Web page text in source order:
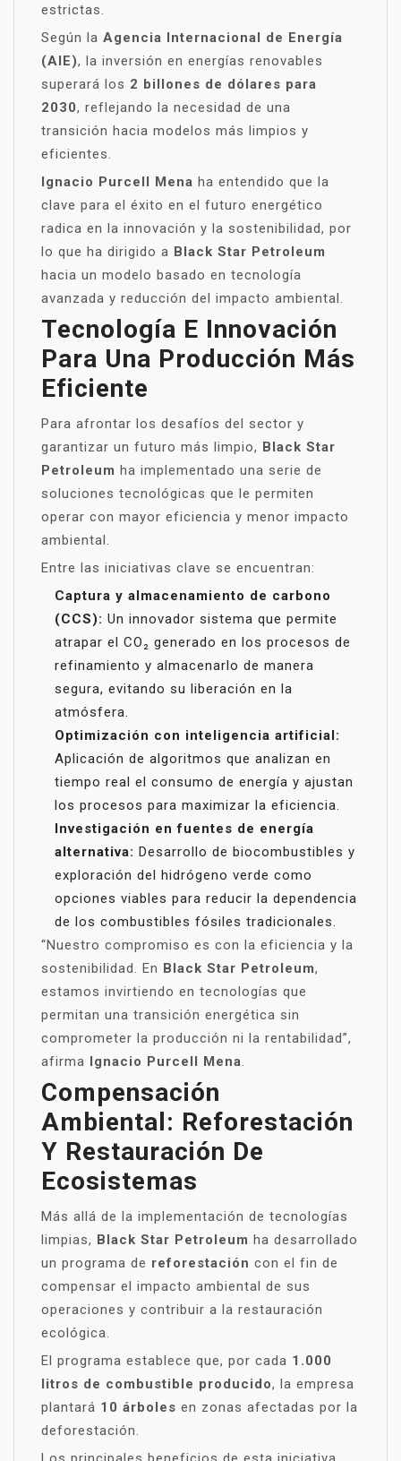
estrictas.
Según la Agencia Internacional de Energía
(AIE), la inversión en energías renovables
superará los 2 billones de dólares para
2030, reflejando la necesidad de una
transición hacia modelos más limpios y
eficientes.
Ignacio Purcell Mena ha entendido que la
clave para el éxito en el futuro energético
radica en la innovación y la sostenibilidad, por
lo que ha dirigido a Black Star Petroleum
hacia un modelo basado en tecnología
avanzada y reducción del impacto ambiental.
Tecnología E Innovación
Para Una Producción Más
Eficiente
Para afrontar los desafíos del sector y
garantizar un futuro más limpio, Black Star
Petroleum ha implementado una serie de
soluciones tecnológicas que le permiten
operar con mayor eficiencia y menor impacto
ambiental.
Entre las iniciativas clave se encuentran:
Captura y almacenamiento de carbono
(CCS): Un innovador sistema que permite
atrapar el CO₂ generado en los procesos de
refinamiento y almacenarlo de manera
segura, evitando su liberación en la
atmósfera.
Optimización con inteligencia artificial:
Aplicación de algoritmos que analizan en
tiempo real el consumo de energía y ajustan
los procesos para maximizar la eficiencia.
Investigación en fuentes de energía
alternativa: Desarrollo de biocombustibles y
exploración del hidrógeno verde como
opciones viables para reducir la dependencia
de los combustibles fósiles tradicionales.
“Nuestro compromiso es con la eficiencia y la
sostenibilidad. En Black Star Petroleum,
estamos invirtiendo en tecnologías que
permitan una transición energética sin
comprometer la producción ni la rentabilidad”,
afirma Ignacio Purcell Mena
Compensación
Ambiental: Reforestación
Y Restauración De
Ecosistemas
Más allá de la implementación de tecnologías
limpias, Black Star Petroleum ha desarrollado
un programa de reforestación con el fin de
compensar el impacto ambiental de sus
operaciones y contribuir a la restauración
ecológica.
El programa establece que, por cada 1.000
litros de combustible producido, la empresa
plantará 10 árboles en zonas afectadas por la
deforestación.